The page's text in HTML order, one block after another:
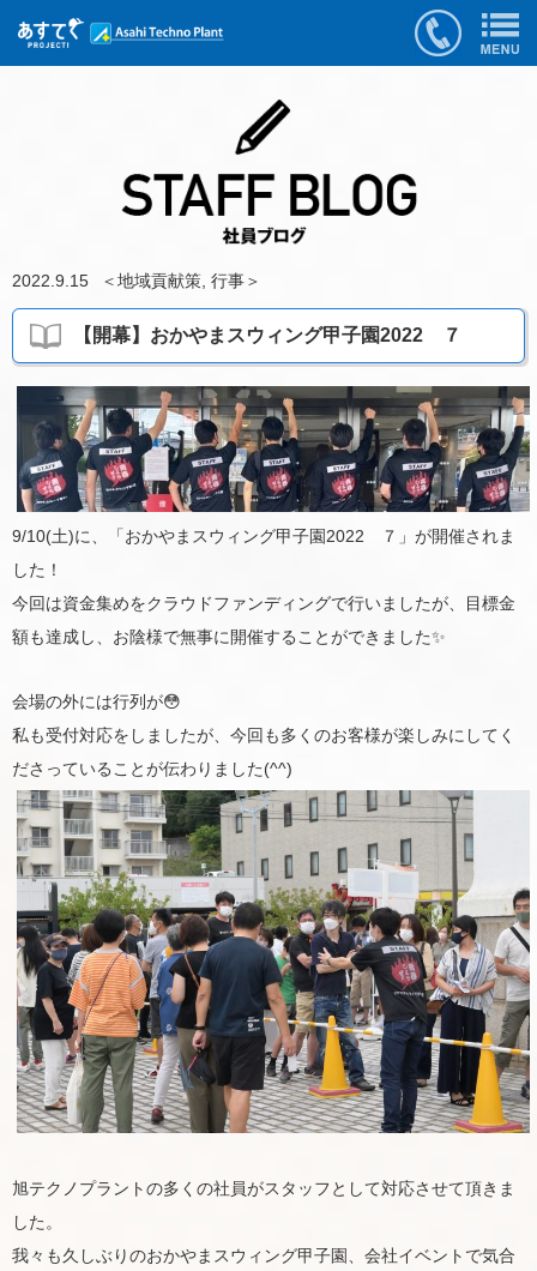
2022.9.15 ＜地域貢献策 行事＞
【開幕】おかやまスウィング甲子園2022 ７
9/10(土)に、「おかやまスウィング甲子園2022 ７」が開催されま
した！
今回は資金集めをクラウドファンディングで行いましたが、目標金
額も達成し、お陰様で無事に開催することができました✨
会場の外には行列が😳
私も受付対応をしましたが、今回も多くのお客様が楽しみにしてく
ださっていることが伝わりました(^^)
旭テクノプラントの多くの社員がスタッフとして対応させて頂きま
した。
我々も久しぶりのおかやまスウィング甲子園、会社イベントで気合